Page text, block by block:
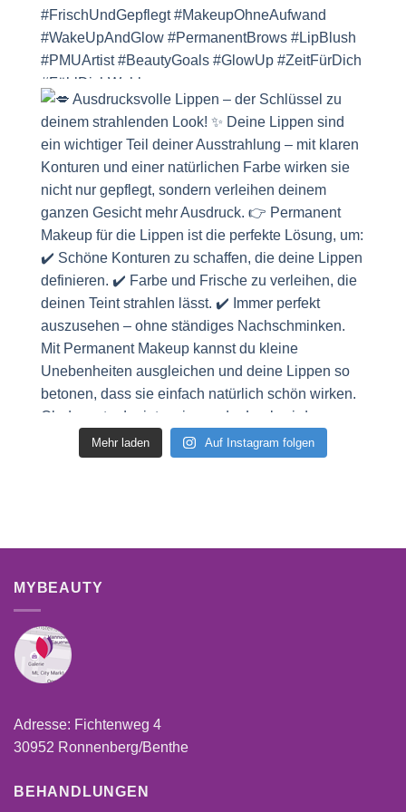
Mehr laden Auf Instagram folgen
MYBEAUTY
Adresse: Fichtenweg 4
30952 Ronnenberg/Benthe
BEHANDLUNGEN